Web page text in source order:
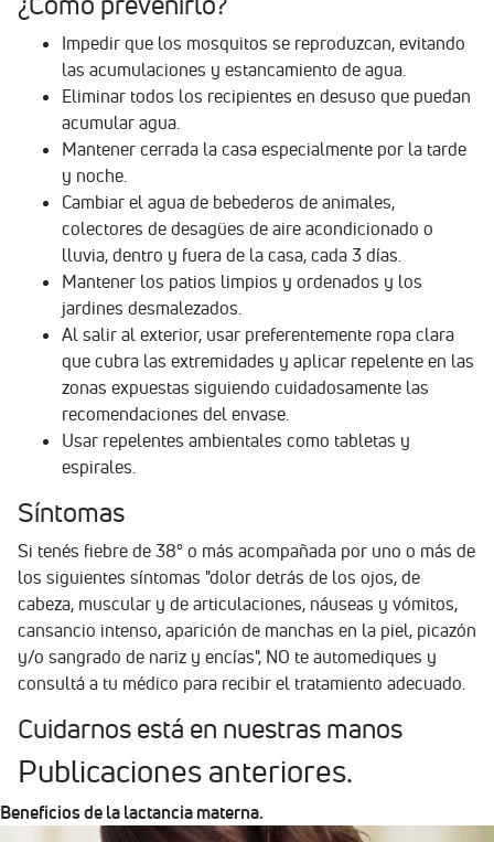
Impedir que los mosquitos se reproduzcan, evitando
las acumulaciones y estancamiento de agua.
Eliminar todos los recipientes en desuso que puedan
acumular agua.
Mantener cerrada la casa especialmente por la tarde
y noche.
Cambiar el agua de bebederos de animales,
colectores de desagües de aire acondicionado o
lluvia, dentro y fuera de la casa, cada 3 días.
Mantener los patios limpios y ordenados y los
jardines desmalezados.
Al salir al exterior, usar preferentemente ropa clara
que cubra las extremidades y aplicar repelente en las
zonas expuestas siguiendo cuidadosamente las
recomendaciones del envase.
Usar repelentes ambientales como tabletas y
espirales.
Síntomas
Si tenés fiebre de 38° o más acompañada por uno o más de
los siguientes síntomas "dolor detrás de los ojos, de
cabeza, muscular y de articulaciones, náuseas y vómitos,
cansancio intenso, aparición de manchas en la piel, picazón
y/o sangrado de nariz y encías", NO te automediques y
consultá a tu médico para recibir el tratamiento adecuado.
Cuidarnos está en nuestras manos
Publicaciones anteriores.
Beneficios de la lactancia materna.